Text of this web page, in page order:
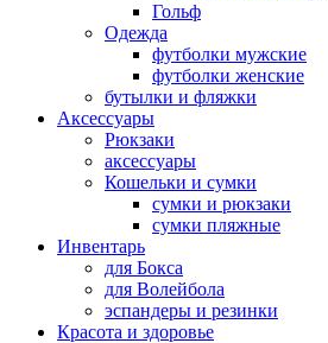
Гольф
Одежда
футболки мужские
футболки женские
бутылки и фляжки
Аксессуары
Рюкзаки
аксессуары
Кошельки и сумки
сумки и рюкзаки
сумки пляжные
Инвентарь
для Бокса
для Волейбола
эспандеры и резинки
Красота и здоровье